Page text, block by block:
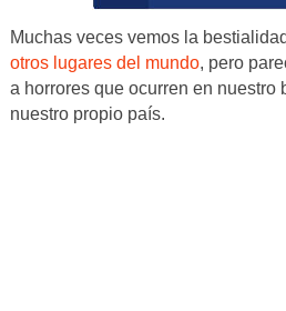
Muchas veces vemos la
otros lugares del mundo, pero
a horrores que ocurren en nuestro
nuestro propio país.